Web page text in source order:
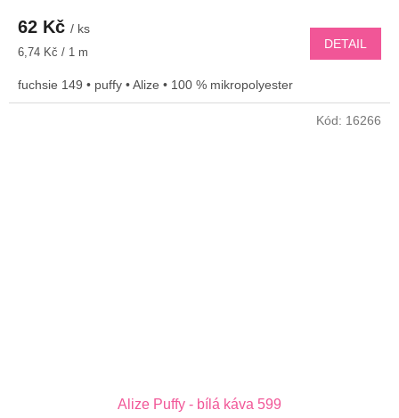
62 Kč / ks
Měrná
6,74 Kč / 1 m
DETAIL
fuchsie 149 • puffy • Alize • 100 % mikropolyester
Alize Puffy - bílá káva 599
Kód: 16266